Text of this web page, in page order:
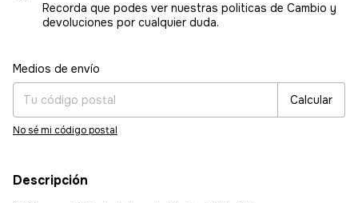
Recorda que podes ver nuestras politicas de Cambio y
devoluciones por cualquier duda.
Entregas para el CP:
Medios de envío
Calcular
No sé mi código postal
Descripción